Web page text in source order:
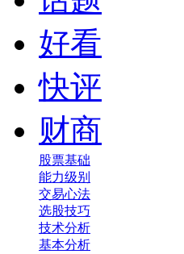
好看
快评
财商
股票基础
能力级别
交易心法
选股技巧
技术分析
基本分析